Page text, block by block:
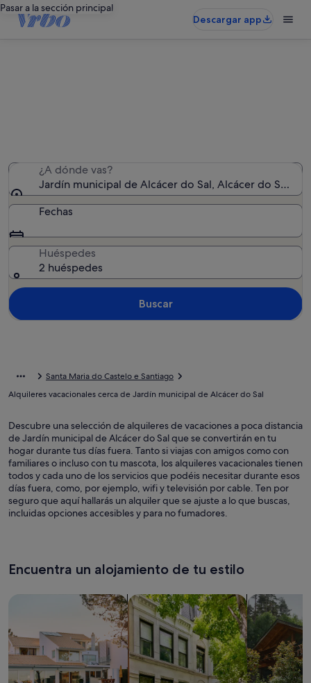
Pasar a la sección principal
Descargar app
¿A dónde vas?
Jardín municipal de Alcácer do Sal, Alcácer do Sal,
Fechas
Huéspedes
2 huéspedes
Buscar
Santa Maria do Castelo e Santiago
Alquileres vacacionales cerca de Jardín municipal de Alcácer do Sal
Descubre una selección de alquileres de vacaciones a poca distancia
de Jardín municipal de Alcácer do Sal que se convertirán en tu
hogar durante tus días fuera. Tanto si viajas con amigos como con
familiares o incluso con tu mascota, los alquileres vacacionales tienen
todos y cada uno de los servicios que podéis necesitar durante esos
días fuera, como, por ejemplo, wifi y televisión por cable. Ten por
seguro que aquí hallarás un alquiler que se ajuste a lo que buscas,
incluidas opciones accesibles y para no fumadores.
Encuentra un alojamiento de tu estilo
Busca apartamentos Buscar